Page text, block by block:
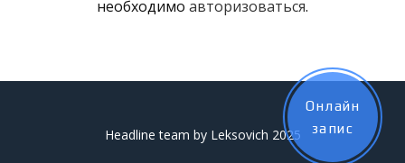
необходимо авторизоваться.
Headline team by Leksovich 2025
Онлайн
запис